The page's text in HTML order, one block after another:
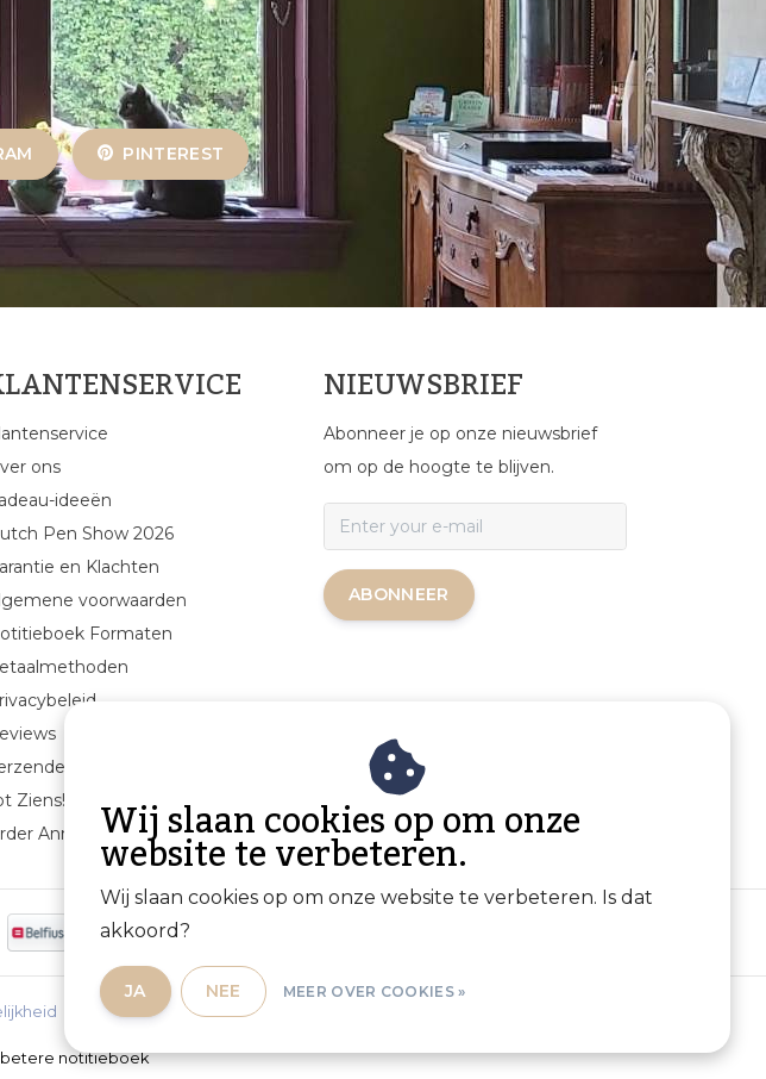
PINTEREST
ons
ideeën
Pen Show 2026
en Klachten
voorwaarden
Formaten
& retourneren
Ziens!
Annuleren
NIEUWSBRIEF
Abonneer je op onze nieuwsbrief
om op de hoogte te blijven.
ABONNEER
Privacybeleid | Sitemap
Wij slaan cookies op om onze
website te verbeteren.
Wij slaan cookies op om onze website te verbeteren. Is dat
akkoord?
JA NEE MEER OVER COOKIES »